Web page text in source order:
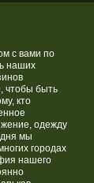
с вами по
чтобы быть
кто
одежду
городах
нашего